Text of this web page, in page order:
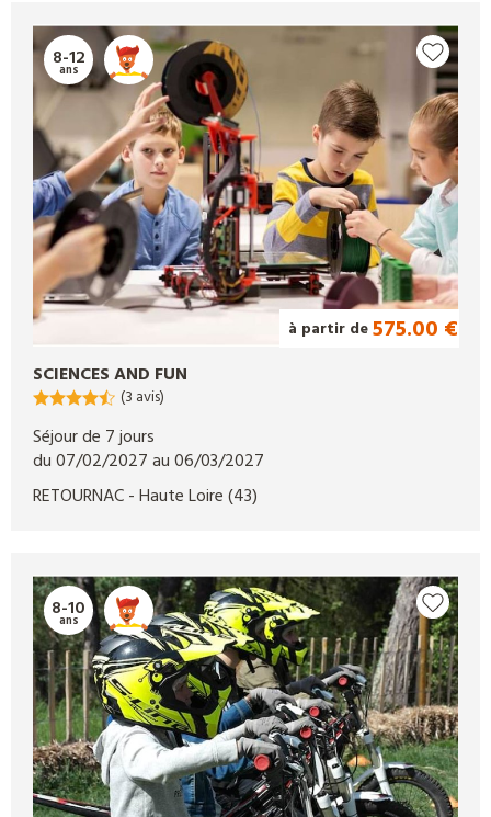
8-12
ans
à partir de575.00 €
SCIENCES AND FUN
(3 avis)
Séjour de 7 jours
du 07/02/2027 au 06/03/2027
RETOURNAC- Haute Loire(43)
8-10
ans